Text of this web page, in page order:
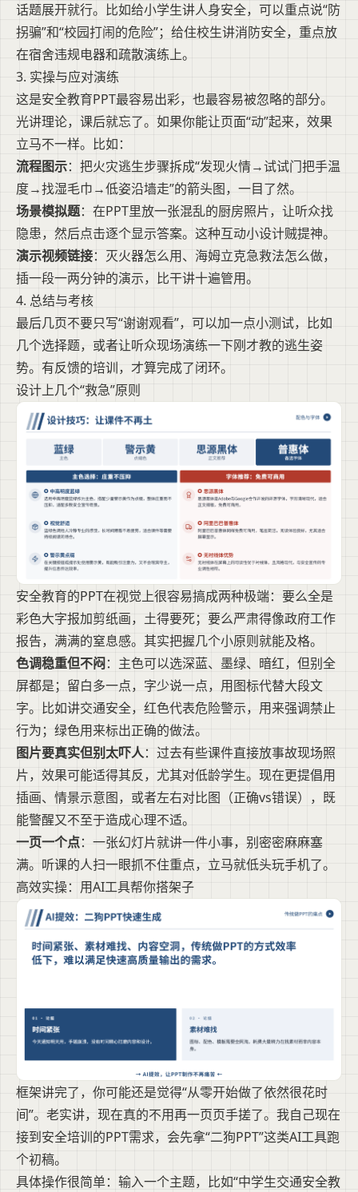
话题展开就行。比如给小学生讲人身安全，可以重点说“防
拐骗”和“校园打闹的危险”；给住校生讲消防安全，重点放
在宿舍违规电器和疏散演练上。
3. 实操与应对演练
这是安全教育PPT最容易出彩，也最容易被忽略的部分。
光讲理论，课后就忘了。如果你能让页面“动”起来，效果
立马不一样。比如：
流程图示：把火灾逃生步骤拆成“发现火情→试试门把手温
度→找湿毛巾→低姿沿墙走”的箭头图，一目了然。
场景模拟题：在PPT里放一张混乱的厨房照片，让听众找
隐患，然后点击逐个显示答案。这种互动小设计贼提神。
演示视频链接：灭火器怎么用、海姆立克急救法怎么做，
插一段一两分钟的演示，比干讲十遍管用。
4. 总结与考核
最后几页不要只写“谢谢观看”，可以加一点小测试，比如
几个选择题，或者让听众现场演练一下刚才教的逃生姿
势。有反馈的培训，才算完成了闭环。
设计上几个“救急”原则
安全教育的PPT在视觉上很容易搞成两种极端：要么全是
彩色大字报加剪纸画，土得要死；要么严肃得像政府工作
报告，满满的窒息感。其实把握几个小原则就能及格。
色调稳重但不闷：主色可以选深蓝、墨绿、暗红，但别全
屏都是；留白多一点，字少说一点，用图标代替大段文
字。比如讲交通安全，红色代表危险警示，用来强调禁止
行为；绿色用来标出正确的做法。
图片要真实但别太吓人：过去有些课件直接放事故现场照
片，效果可能适得其反，尤其对低龄学生。现在更提倡用
插画、情景示意图，或者左右对比图（正确vs错误），既
能警醒又不至于造成心理不适。
一页一个点：一张幻灯片就讲一件小事，别密密麻麻塞
满。听课的人扫一眼抓不住重点，立马就低头玩手机了。
高效实操：用AI工具帮你搭架子
框架讲完了，你可能还是觉得“从零开始做了依然很花时
间”。老实讲，现在真的不用再一页页手搓了。我自己现在
接到安全培训的PPT需求，会先拿“二狗PPT”这类AI工具跑
个初稿。
具体操作很简单：输入一个主题，比如“中学生交通安全教